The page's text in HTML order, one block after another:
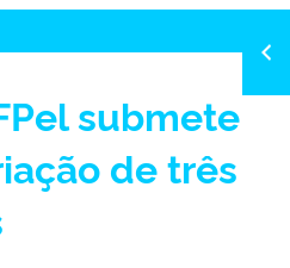
submete
de três